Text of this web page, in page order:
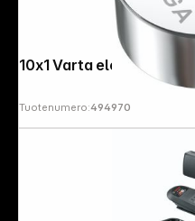
Tuotenumero:494970